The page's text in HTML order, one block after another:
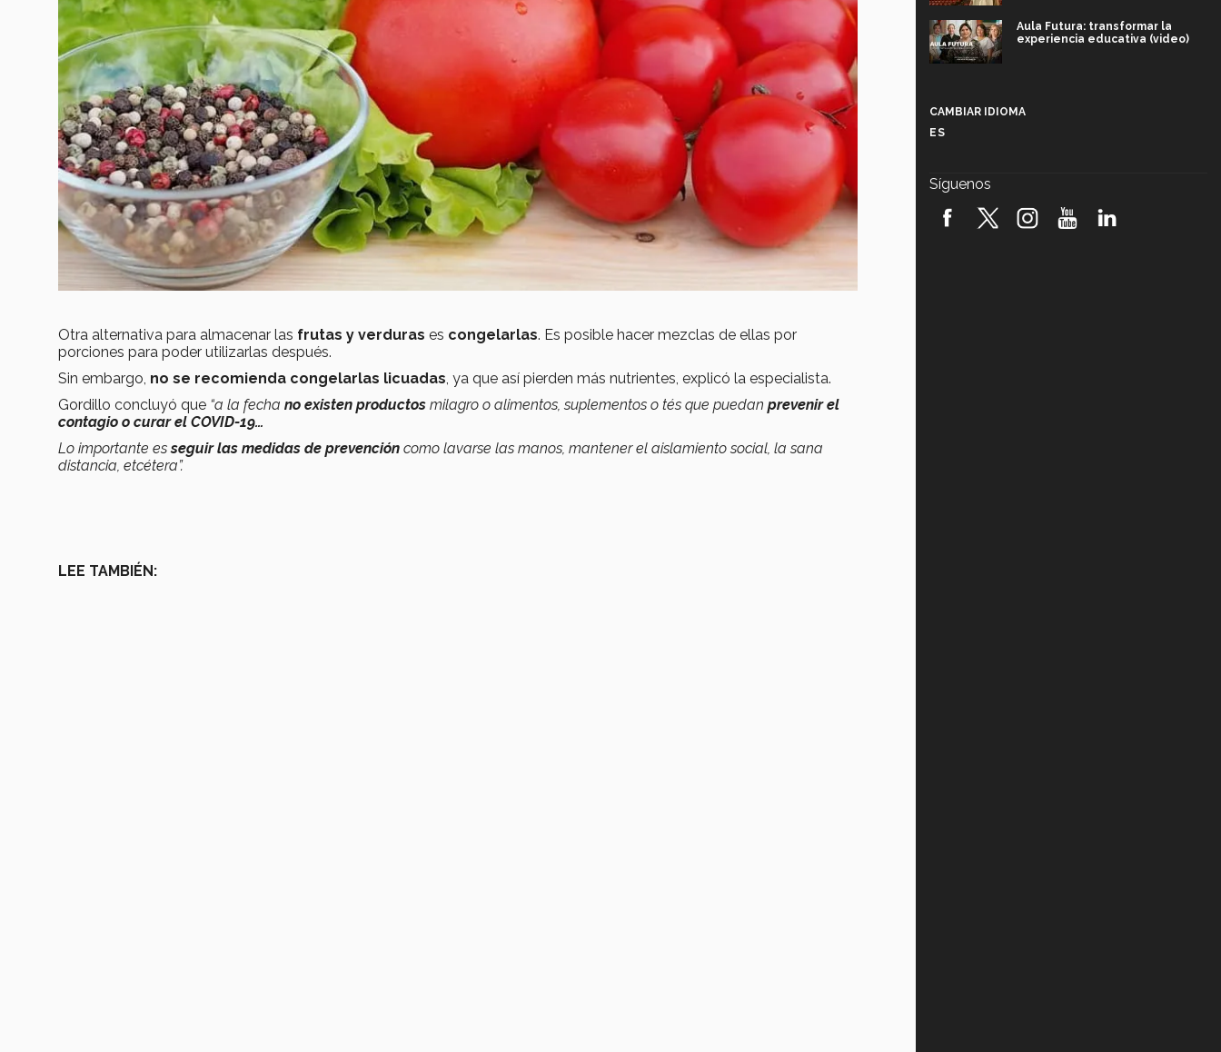
Otra alternativa para almacenar las frutas y verduras es congelarlas. Es posible hacer mezclas de ellas por
porciones para poder utilizarlas después.
Sin embargo, no se recomienda congelarlas licuadas , ya que así pierden más nutrientes, explicó la especialista.
Gordillo concluyó que “a la fecha no existen productos milagro o alimentos, suplementos o tés que puedan prevenir el
contagio o curar el COVID-19…
Lo importante esseguir las medidas de prevención como lavarse las manos, mantener el aislamiento social, la sana
distancia, etcétera”.
LEE TAMBIÉN:
Aula Futura: transformar la
experiencia educativa (video)
robótica FIRST 2026! (video)
CAMBIAR IDIOMA
ES
Síguenos